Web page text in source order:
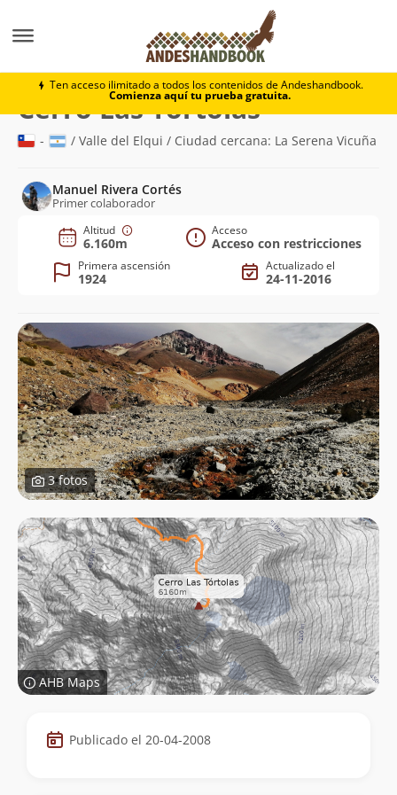
Ten acceso ilimitado a todos los contenidos de Andeshandbook.
Comienza aquí tu prueba gratuita.
Cerro Las Tórtolas
Cerro Las Tórtolas(6.160m)
- / Valle del Elqui / Ciudad cercana: La Serena Vicuña
Manuel Rivera Cortés
Primer colaborador
Altitud
6.160m
Acceso
Acceso con restricciones
Primera ascensión
1924
Actualizado el
24-11-2016
3 fotos
AHB Maps
Datos
de
Publicado el 20-04-2008